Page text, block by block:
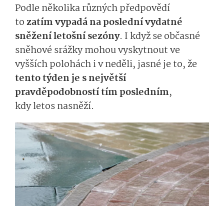
Podle několika různých předpovědí
tozatímvypadá na poslednívydatné
sněženíletošní sezóny. I když se občasné
sněhové srážky mohou vyskytnout ve
vyšších polohách i v neděli, jasné je to, že
tento týden je s největší
pravděpodobností tím posledním,
kdyletosnas­něží.